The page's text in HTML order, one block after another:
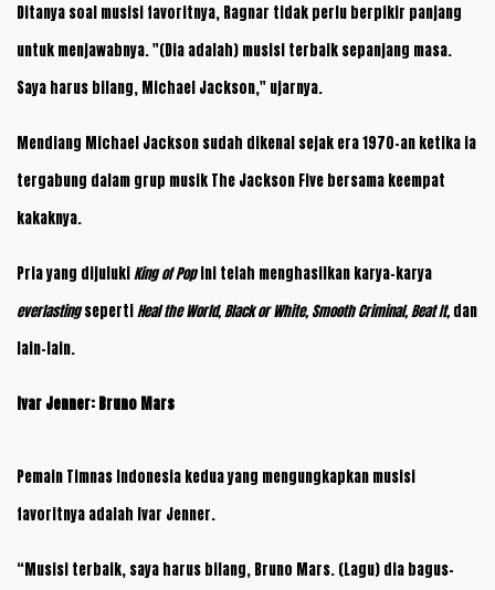
Ditanya soal musisi favoritnya, Ragnar tidak perlu berpikir panjang
untuk menjawabnya. "(Dia adalah) musisi terbaik sepanjang masa.
Saya harus bilang, Michael Jackson," ujarnya.
Mendiang Michael Jackson sudah dikenal sejak era 1970-an ketika ia
tergabung dalam grup musik The Jackson Five bersama keempat
kakaknya.
Pria yang dijuluki King of Popini telah menghasilkan karya-karya
everlastingseperti Heal the World, Black or White, Smooth Criminal, Beat It, dan
lain-lain.
Ivar Jenner: Bruno Mars
Pemain Timnas Indonesia kedua yang mengungkapkan musisi
favoritnya adalah Ivar Jenner.
“Musisi terbaik, saya harus bilang, Bruno Mars. (Lagu) dia bagus-